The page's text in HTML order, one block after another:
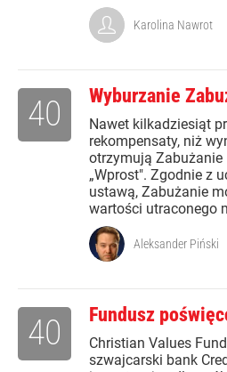
Karolina Nawrot
Wyburzanie
Nawet kilkadziesiąt
rekompensaty, niż
otrzymują Zabużanie
„Wprost". Zgodnie z
ustawą, Zabużanie
wartości utraconego
40
Aleksander Piński
Fundusz
Christian Values
szwajcarski bank
40